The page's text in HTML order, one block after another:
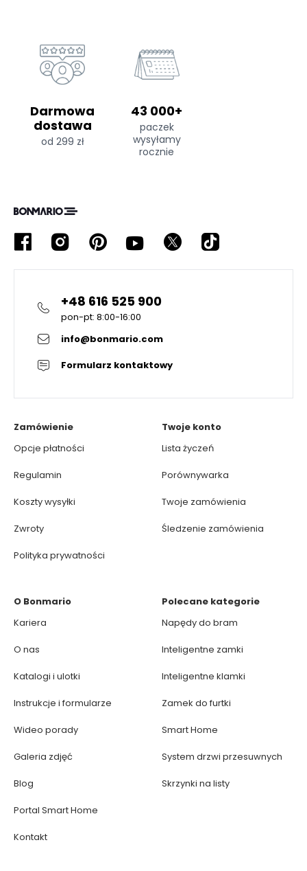
Darmowa
dostawa
od 299 zł
43 000+
paczek
wysyłamy
rocznie
+48 616 525 900
pon-pt: 8:00-16:00
info@bonmario.com
Formularz kontaktowy
Zamówienie
Opcje płatności
Regulamin
Koszty wysyłki
Zwroty
Polityka prywatności
Twoje konto
Lista życzeń
Porównywarka
Twoje zamówienia
Śledzenie zamówienia
O Bonmario
Kariera
O nas
Katalogi i ulotki
Instrukcje i formularze
Wideo porady
Galeria zdjęć
Blog
Portal Smart Home
Kontakt
Polecane kategorie
Napędy do bram
Inteligentne zamki
Inteligentne klamki
Zamek do furtki
Smart Home
System drzwi przesuwnych
Skrzynki na listy